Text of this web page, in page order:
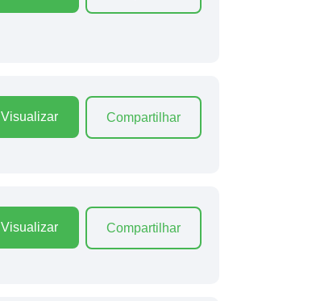
Visualizar Compartilhar
Visualizar Compartilhar